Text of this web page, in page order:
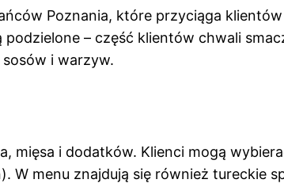
Poznania, które przyciąga klientów
podzielone – część klientów chwali
sosów i warzyw.
mięsa i dodatków. Klienci mogą
W menu znajdują się również tureckie